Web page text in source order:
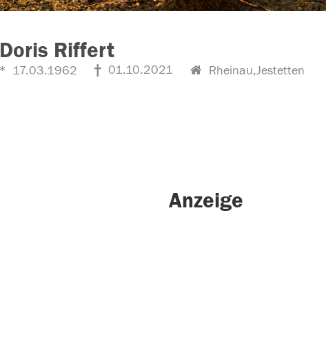
Doris Riffert
17.03.1962 01.10.2021 Rheinau,Jestetten
Anzeige